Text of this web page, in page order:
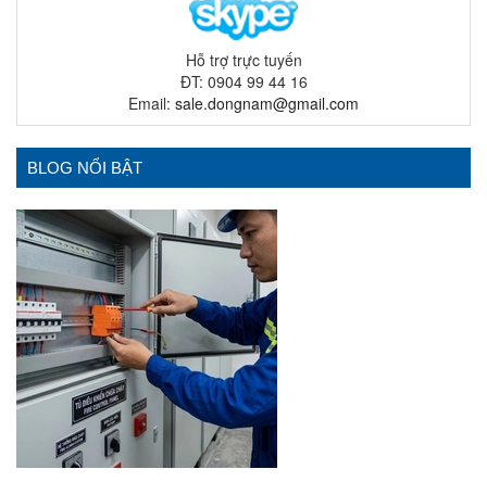
Hỗ trợ trực tuyến
ĐT: 0904 99 44 16
Email: sale.dongnam@gmail.com
BLOG NỔI BẬT